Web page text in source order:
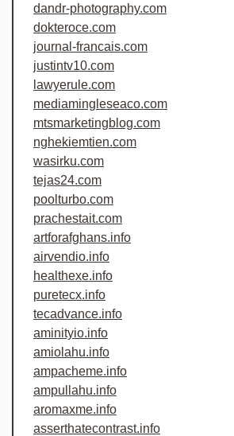
dandr-photography.com
dokteroce.com
journal-francais.com
justintv10.com
lawyerule.com
mediamingleseaco.com
mtsmarketingblog.com
nghekiemtien.com
wasirku.com
tejas24.com
poolturbo.com
prachestait.com
artforafghans.info
airvendio.info
healthexe.info
puretecx.info
tecadvance.info
aminityio.info
amiolahu.info
ampacheme.info
ampullahu.info
aromaxme.info
asserthatecontrast.info